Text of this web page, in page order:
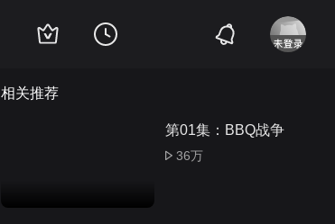
相关推荐
第01集：BBQ战争
36万